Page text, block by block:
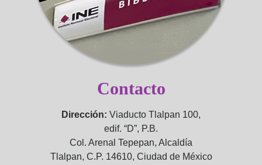
Contacto
Dirección: Viaducto Tlalpan 100,
edif. “D”, P.B.
Col. Arenal Tepepan, Alcaldía
Tlalpan, C.P. 14610, Ciudad de México